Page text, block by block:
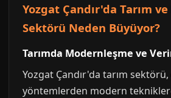
Yozgat Çandır'da Tarım ve
Sektörü Neden Büyüyor?
Tarımda Modernleşme ve
Yozgat Çandır'da tarım
yöntemlerden modern